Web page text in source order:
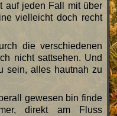
auf jeden Fall mit über
vielleicht doch recht
die verschiedenen
nicht sattsehen. Und
sein, alles hautnah zu
gewesen bin finde
direkt am Fluss